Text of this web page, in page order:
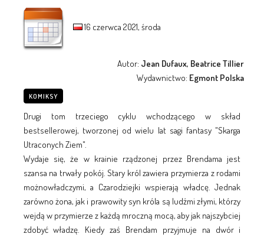
16 czerwca 2021, środa
Autor: Jean Dufaux, Beatrice Tillier
Wydawnictwo: Egmont Polska
KOMIKSY
Drugi tom trzeciego cyklu wchodzącego w skład
bestsellerowej, tworzonej od wielu lat sagi fantasy "Skarga
Utraconych Ziem".
Wydaje się, że w krainie rządzonej przez Brendama jest
szansa na trwały pokój. Stary król zawiera przymierza z rodami
możnowładczymi, a Czarodziejki wspierają władcę. Jednak
zarówno żona, jak i prawowity syn króla są ludźmi złymi, którzy
wejdą w przymierze z każdą mroczną mocą, aby jak najszybciej
zdobyć władzę. Kiedy zaś Brendam przyjmuje na dwór i